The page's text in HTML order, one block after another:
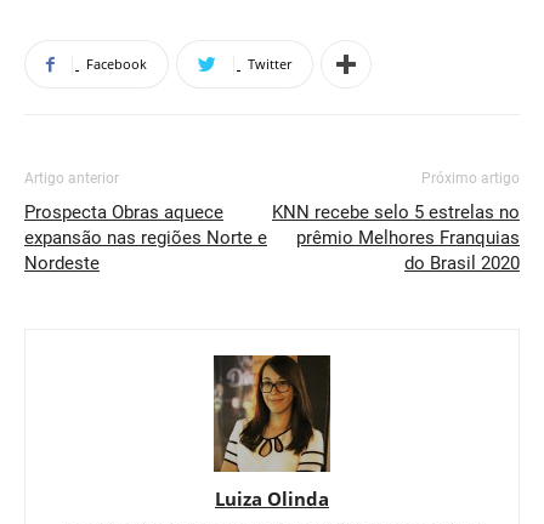
Facebook Twitter
Artigo anterior
Prospecta Obras aquece
expansão nas regiões Norte e
Nordeste
Próximo artigo
KNN recebe selo 5 estrelas no
prêmio Melhores Franquias
do Brasil 2020
Luiza Olinda